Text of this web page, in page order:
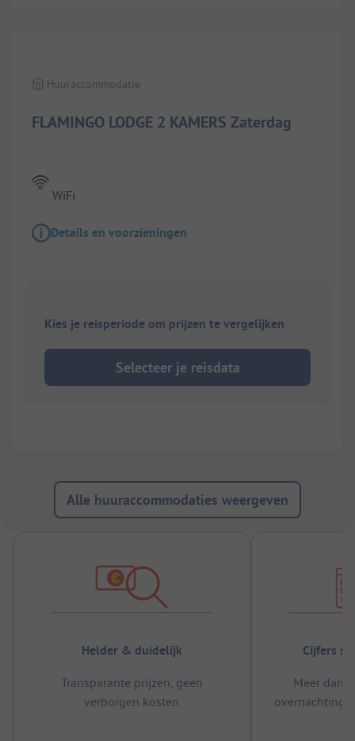
FLAMINGO LODGE 2 KAMERS Zaterdag
Huuraccommodatie
WiFi
Details en voorzieningen
Kies je reisperiode om prijzen te vergelijken
Selecteer je reisdata
Alle huuraccommodaties weergeven
Helder & duidelijk
Transparante prijzen, geen
verborgen kosten
Cijfers
Meer dan